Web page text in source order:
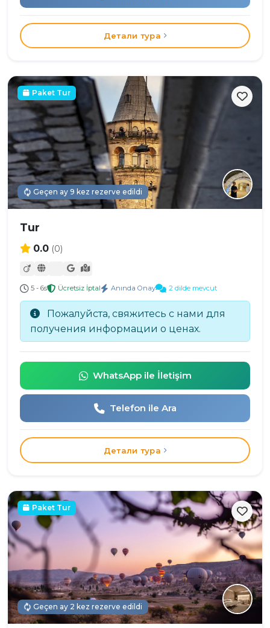
Детали тура
Paket Tur
Geçen ay 9 kez rezerve edildi
Tur
0.0 (0)
5 - 6s Ücretsiz İptal Anında Onay 2 dilde mevcut
Пожалуйста, свяжитесь с нами для
получения информации о ценах.
WhatsApp ile İletişim
Telefon ile Ara
Детали тура
Paket Tur
Geçen ay 2 kez rezerve edildi